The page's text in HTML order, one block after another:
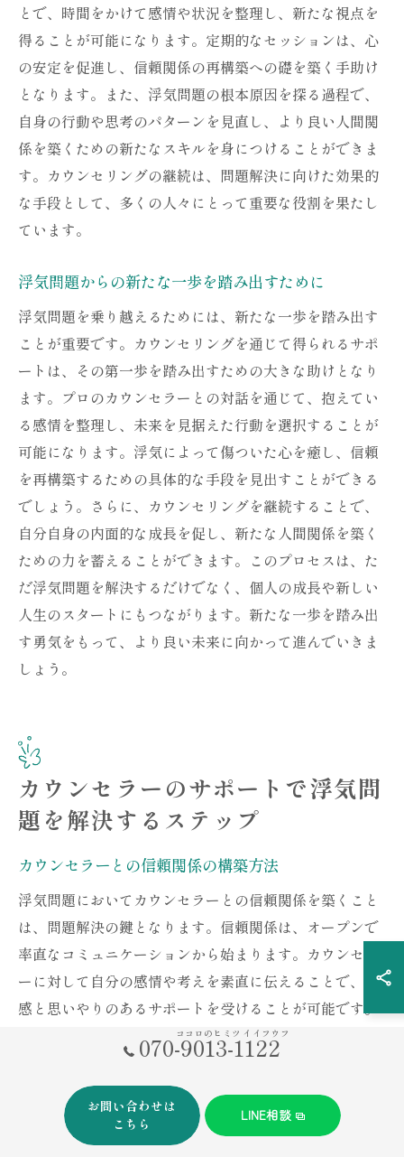
とで、時間をかけて感情や状況を整理し、新たな視点を
得ることが可能になります。定期的なセッションは、心
の安定を促進し、信頼関係の再構築への礎を築く手助け
となります。また、浮気問題の根本原因を探る過程で、
自身の行動や思考のパターンを見直し、より良い人間関
係を築くための新たなスキルを身につけることができま
す。カウンセリングの継続は、問題解決に向けた効果的
な手段として、多くの人々にとって重要な役割を果たし
ています。
浮気問題からの新たな一歩を踏み出すために
浮気問題を乗り越えるためには、新たな一歩を踏み出す
ことが重要です。カウンセリングを通じて得られるサポ
ートは、その第一歩を踏み出すための大きな助けとなり
ます。プロのカウンセラーとの対話を通じて、抱えてい
る感情を整理し、未来を見据えた行動を選択することが
可能になります。浮気によって傷ついた心を癒し、信頼
を再構築するための具体的な手段を見出すことができる
でしょう。さらに、カウンセリングを継続することで、
自分自身の内面的な成長を促し、新たな人間関係を築く
ための力を蓄えることができます。このプロセスは、た
だ浮気問題を解決するだけでなく、個人の成長や新しい
人生のスタートにもつながります。新たな一歩を踏み出
す勇気をもって、より良い未来に向かって進んでいきま
しょう。
カウンセラーのサポートで浮気問
題を解決するステップ
カウンセラーとの信頼関係の構築方法
浮気問題においてカウンセラーとの信頼関係を築くこと
は、問題解決の鍵となります。信頼関係は、オープンで
率直なコミュニケーションから始まります。カウンセラ
ーに対して自分の感情や考えを素直に伝えることで、共
感と思いやりのあるサポートを受けることが可能です。
また、カウンセラー自身もプロフェッショナルとして、
クライアントの話に耳を傾け、理解しようと努める姿勢
を持ちます。信頼関係を構築するためには、定期的なセ
ッションを通じてお互いの信頼を深めることが重要で
す。定期的なフィードバックや、進捗状況の確認も信頼
070-9013-1122
ココロのヒミツ イイフウフ
お問い合わせは
こちら
LINE相談